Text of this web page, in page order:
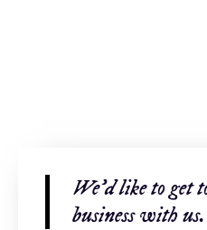
We'd like to get
business with us.​